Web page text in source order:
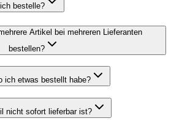
bestelle?
Artikel bei mehreren Lieferanten
bestellen?
ich etwas bestellt habe?
nicht sofort lieferbar ist?